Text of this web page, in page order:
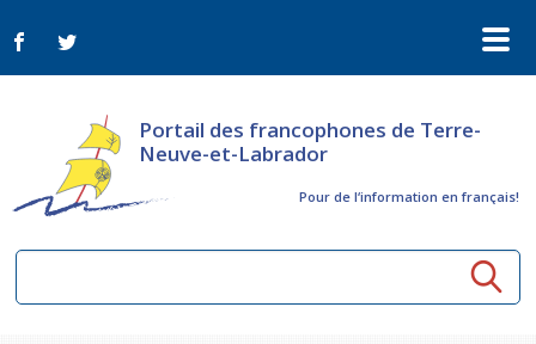
Portail des francophones de Terre-
Neuve-et-Labrador
Pour de l‘information en français!